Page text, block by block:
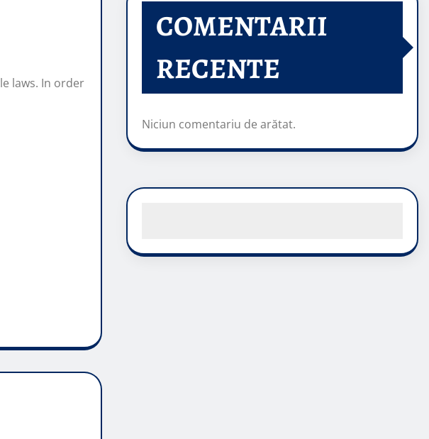
laws. In order
COMENTARII
RECENTE
Niciun comentariu de arătat.